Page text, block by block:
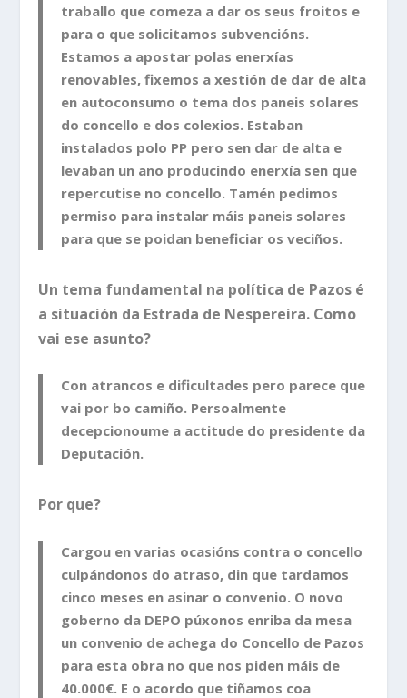
traballo que comeza a dar os seus froitos e
para o que solicitamos subvencións.
Estamos a apostar polas enerxías
renovables, fixemos a xestión de dar de alta
en autoconsumo o tema dos paneis solares
do concello e dos colexios. Estaban
instalados polo PP pero sen dar de alta e
levaban un ano producindo enerxía sen que
repercutise no concello. Tamén pedimos
permiso para instalar máis paneis solares
para que se poidan beneficiar os veciños.
Un tema fundamental na política de Pazos é
a situación da Estrada de Nespereira. Como
vai ese asunto?
Con atrancos e dificultades pero parece que
vai por bo camiño. Persoalmente
decepcionoume a actitude do presidente da
Deputación.
Por que?
Cargou en varias ocasións contra o concello
culpándonos do atraso, din que tardamos
cinco meses en asinar o convenio. O novo
goberno da DEPO púxonos enriba da mesa
un convenio de achega do Concello de Pazos
para esta obra no que nos piden máis de
40.000€. E o acordo que tiñamos coa